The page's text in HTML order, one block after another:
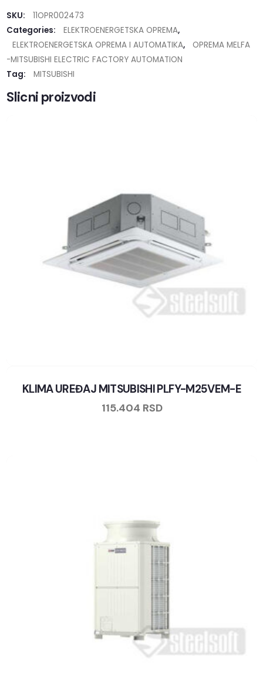
SKU:
11OPR002473
Categories:
ELEKTROENERGETSKA OPREMA,
ELEKTROENERGETSKA OPREMA I AUTOMATIKA,
OPREMA MELFA
-MITSUBISHI ELECTRIC FACTORY AUTOMATION
Tag:
MITSUBISHI
Slicni proizvodi
KLIMA UREĐAJ MITSUBISHI PLFY-M25VEM-E
115.404 RSD